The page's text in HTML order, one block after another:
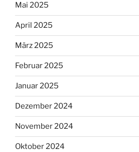
Mai 2025
April 2025
März 2025
Februar 2025
Januar 2025
Dezember 2024
November 2024
Oktober 2024